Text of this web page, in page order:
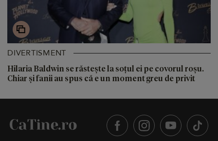
DIVERTISMENT
Hilaria Baldwin se răstește la soțul ei pe covorul roșu.
Chiar și fanii au spus că e un moment greu de privit